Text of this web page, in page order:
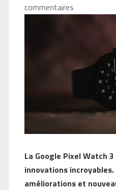
commentaires
La Google Pixel Watch
innovations
améliorations et